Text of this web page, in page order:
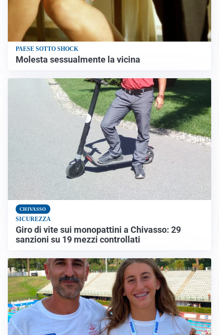
PAESE SOTTO SHOCK
Molesta sessualmente la vicina
CHIVASSO
SICUREZZA
Giro di vite sui monopattini a Chivasso: 29
sanzioni su 19 mezzi controllati